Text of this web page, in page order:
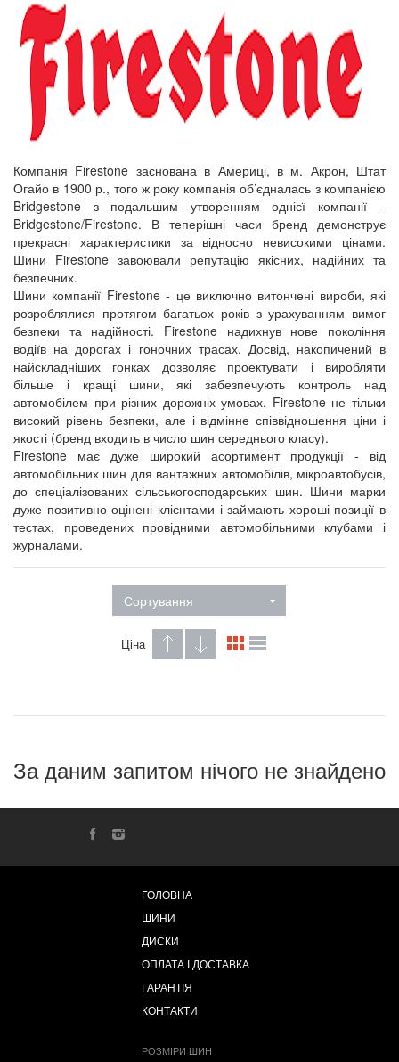
Компанія Firestone заснована в Америці, в м. Акрон, Штат
Огайо в 1900 р., того ж року компанія об’єдналась з компанією
Bridgestone з подальшим утворенням однієї компанії –
Bridgestone/Firestone. В теперішні часи бренд демонструє
прекрасні характеристики за відносно невисокими цінами.
Шини Firestone завоювали репутацію якісних, надійних та
безпечних.
Шини компанії Firestone - це виключно витончені вироби, які
розроблялися протягом багатьох років з урахуванням вимог
безпеки та надійності. Firestone надихнув нове покоління
водіїв на дорогах і гоночних трасах. Досвід, накопичений в
найскладніших гонках дозволяє проектувати і виробляти
більше і кращі шини, які забезпечують контроль над
автомобілем при різних дорожніх умовах. Firestone не тільки
високий рівень безпеки, але і відмінне співвідношення ціни і
якості (бренд входить в число шин середнього класу).
Firestone має дуже широкий асортимент продукції - від
автомобільних шин для вантажних автомобілів, мікроавтобусів,
до спеціалізованих сільськогосподарських шин. Шини марки
дуже позитивно оцінені клієнтами і займають хороші позиції в
тестах, проведених провідними автомобільними клубами і
журналами.
Сортування
Ціна
За даним запитом нічого не знайдено
ГОЛОВНА
ШИНИ
ДИСКИ
ОПЛАТА І ДОСТАВКА
ГАРАНТІЯ
КОНТАКТИ
РОЗМІРИ ШИН